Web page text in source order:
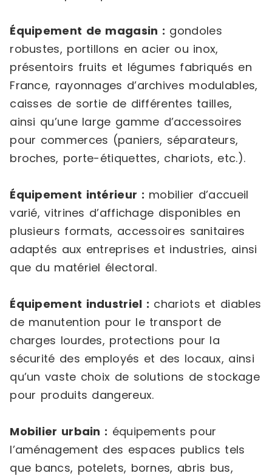
Équipement de magasin : gondoles
robustes, portillons en acier ou inox,
présentoirs fruits et légumes fabriqués en
France, rayonnages d’archives modulables,
caisses de sortie de différentes tailles,
ainsi qu’une large gamme d’accessoires
pour commerces (paniers, séparateurs,
broches, porte-étiquettes, chariots, etc.).
Équipement intérieur : mobilier d’accueil
varié, vitrines d’affichage disponibles en
plusieurs formats, accessoires sanitaires
adaptés aux entreprises et industries, ainsi
que du matériel électoral.
Équipement industriel : chariots et diables
de manutention pour le transport de
charges lourdes, protections pour la
sécurité des employés et des locaux, ainsi
qu’un vaste choix de solutions de stockage
pour produits dangereux.
Mobilier urbain : équipements pour
l’aménagement des espaces publics tels
que bancs, potelets, bornes, abris bus,